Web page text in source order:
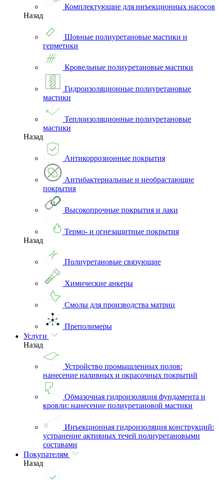
Комплектующие для инъекционных насосов
Назад
Шовные полиуретановые мастики и
герметики
Кровельные полиуретановые мастики
Гидроизоляционные полиуретановые
мастики
Теплоизоляционные полиуретановые
мастики
Назад
Антикоррозионные покрытия
Антибактериальные и необрастающие
покрытия
Высокопрочные покрытия и лаки
Термо- и огнезащитные покрытия
Назад
Полиуретановые связующие
Химические анкеры
Смолы для производства матриц
Преполимеры
Услуги
Назад
Устройство промышленных полов:
нанесение наливных и окрасочных покрытий
Обмазочная гидроизоляция фундамента и
кровли: нанесение полиуретановой мастики
Инъекционная гидроизоляция конструкций:
устранение активных течей полиуретановыми
составами
Покупателям
Назад